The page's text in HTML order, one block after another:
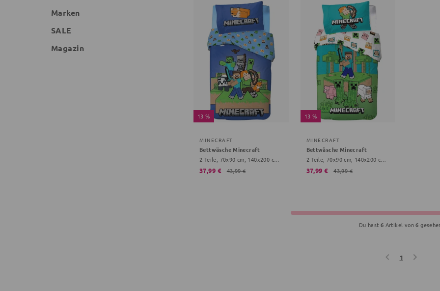
Marken
SALE
Magazin
13 %
MINECRAFT
Bettwäsche Minecraft
2 Teile, 70x90 cm, 140x200 cm, bunt
37,99 € 43,99 €
13 %
MINECRAFT
Bettwäsche Minecraft
37,99 € 43,99 €
Du hast 6 Artikel von6
1